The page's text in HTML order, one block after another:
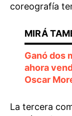
coreografía
Ganó dos
ahora
Oscar
La tercera